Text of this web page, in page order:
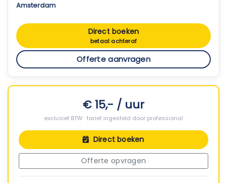
Amsterdam
Direct boeken
betaal achteraf
Offerte aanvragen
€ 15,- / uur
exclusief BTW · tarief ingesteld door professional
Direct boeken
Offerte opvragen